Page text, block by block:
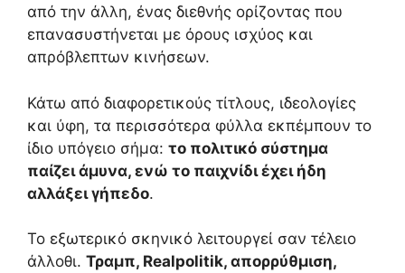
από την άλλη, ένας διεθνής ορίζοντας που
επανασυστήνεται με όρους ισχύος και
απρόβλεπτων κινήσεων.
Κάτω από διαφορετικούς τίτλους, ιδεολογίες
και ύφη, τα περισσότερα φύλλα εκπέμπουν το
ίδιο υπόγειο σήμα: το πολιτικό σύστημα
παίζει άμυνα, ενώ το παιχνίδι έχει ήδη
αλλάξει γήπεδο.
Το εξωτερικό σκηνικό λειτουργεί σαν τέλειο
άλλοθι. Τραμπ, Realpolitik, απορρύθμιση,